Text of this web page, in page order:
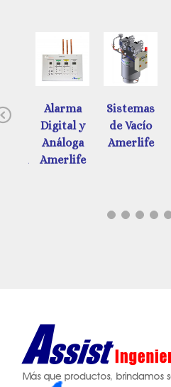
Previous
Alarma
Digital y
Análoga
Amerlife
Sistemas
de Vacío
Amerlife